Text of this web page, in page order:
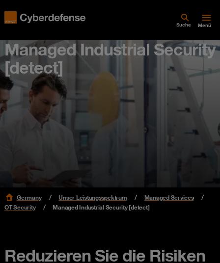
Suche Menü
Managed Industrial Security
[detect]
Germany Unser Leistungsspektrum
Managed Services
OT Security
Managed Industrial Security [detect]
Reduzieren Sie die Risiken